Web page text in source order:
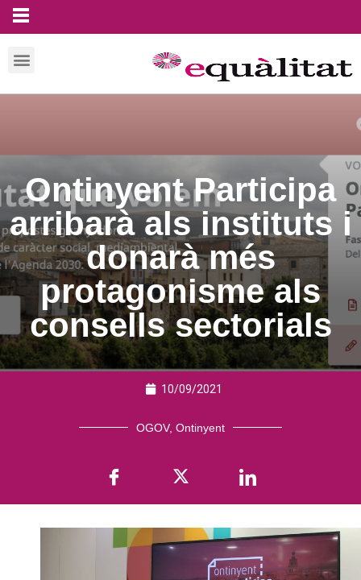
Ontinyent Participa
arribarà als instituts i
donarà més
protagonisme als
consells sectorials
10/09/2021
OGOV, Ontinyent